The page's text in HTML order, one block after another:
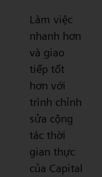
Làm việc
nhanh hơn
và giao
tiếp tốt
hơn với
trình chỉnh
sửa cộng
tác thời
gian thực
của Capital